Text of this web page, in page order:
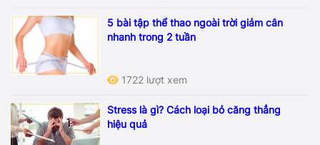
5 bài tập thể thao ngoài trời giảm cân
nhanh trong 2 tuần
1722 lượt xem
Stress là gì? Cách loại bỏ căng thẳng
hiệu quả